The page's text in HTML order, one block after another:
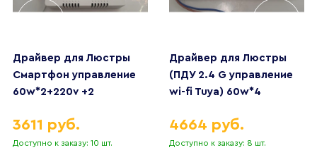
Драйвер для Люстры
Смартфон управление
60w*2+220v +2
Доступно к заказу: 10 шт.
3611 руб.
Драйвер для Люстры
(ПДУ 2.4 G управление
wi-fi Tuya) 60w*4
Доступно к заказу: 8 шт.
4664 руб.